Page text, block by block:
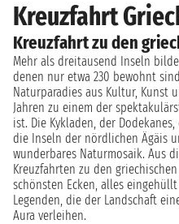
Kreuzfahrt
Kreuzfahrt zu den
Mehr als dreitausend Inseln
denen nur etwa 230 bewohnt
Naturparadies aus Kultur, Kunst
Jahren zu einem der
ist. Die Kykladen, der
die Inseln der nördlichen Ägäis
wunderbares Naturmosaik. Aus
Kreuzfahrten zu den
schönsten Ecken, alles
Legenden, die der Landschaft
Aura verleihen.